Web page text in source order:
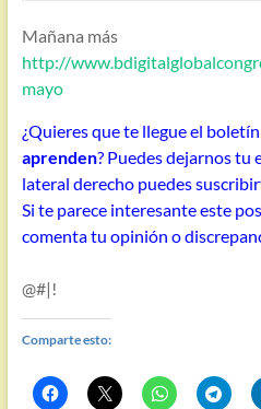
Mañana más
http://
mayo
¿Quieres que te llegue el
aprenden? Puedes dejarnos tu
lateral derecho puedes
Si te parece interesante este
comenta tu opinión o
@#|!
Comparte esto: